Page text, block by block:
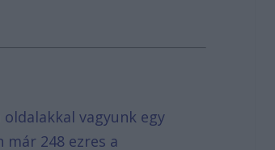
vagyunk egy
már 248 ezres a